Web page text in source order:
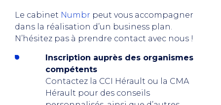
Le cabinet Numbr peut vous accompagner
dans la réalisation d’un business plan.
N’hésitez pas à prendre contact avec nous !
Inscription auprès des organismes
compétents
Contactez la CCI Hérault ou la CMA
Hérault pour des conseils